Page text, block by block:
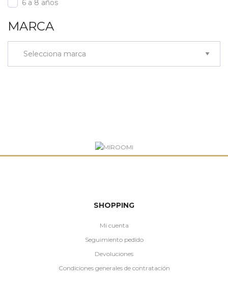
6 a 8 años
MARCA
SHOPPING
Mi cuenta
Seguimiento pedido
Devoluciones
Condiciones generales de contratación